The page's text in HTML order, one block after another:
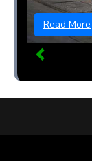
Read More